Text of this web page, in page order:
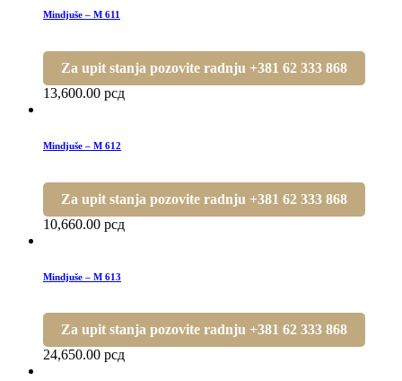
Mindjuše – M 611
Za upit stanja pozovite radnju +381 62 333 868
13,600.00 рсд
Mindjuše – M 612
Za upit stanja pozovite radnju +381 62 333 868
10,660.00 рсд
Mindjuše – M 613
Za upit stanja pozovite radnju +381 62 333 868
24,650.00 рсд